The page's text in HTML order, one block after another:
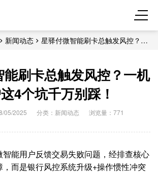
新闻动态
星驿付微智能刷卡总触发风控？一
刷卡总触发风控？一机
4个坑千万别踩！
05/2025 分类： 新闻动态 浏览量：771
智能用户反馈交易失败问题，经排查核心
而是银行风控系统升级+操作惯性冲突